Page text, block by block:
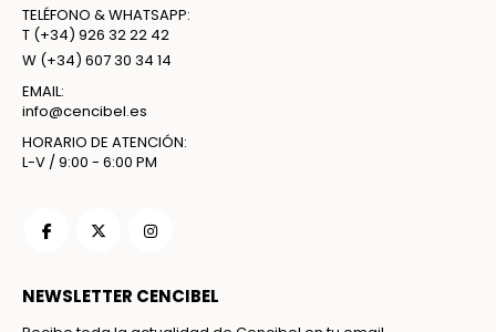
TELÉFONO & WHATSAPP:
T (+34) 926 32 22 42
W (+34) 607 30 34 14
EMAIL:
info@cencibel.es
HORARIO DE ATENCIÓN:
L-V / 9:00 - 6:00 PM
NEWSLETTER CENCIBEL